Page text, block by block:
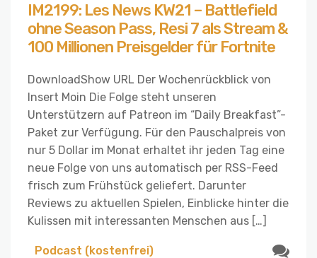
IM2199: Les News KW21 – Battlefield
ohne Season Pass, Resi 7 als Stream &
100 Millionen Preisgelder für Fortnite
DownloadShow URL Der Wochenrückblick von
Insert Moin Die Folge steht unseren
Unterstützern auf Patreon im “Daily Breakfast”-
Paket zur Verfügung. Für den Pauschalpreis von
nur 5 Dollar im Monat erhaltet ihr jeden Tag eine
neue Folge von uns automatisch per RSS-Feed
frisch zum Frühstück geliefert. Darunter
Reviews zu aktuellen Spielen, Einblicke hinter die
Kulissen mit interessanten Menschen aus […]
Podcast (kostenfrei)